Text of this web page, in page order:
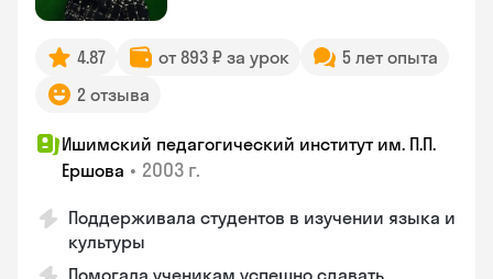
4.87 от 893 ₽ за урок
5 лет опыта
2 отзыва
Ишимский педагогический институт им. П.П.
Ершова • 2003 г.
Поддерживала студентов в изучении языка и
культуры
Помогала ученикам успешно сдавать